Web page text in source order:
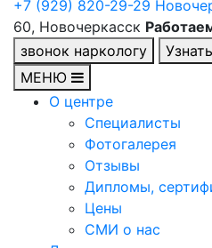
+7 (929) 820-29-29
60, Новочеркасск
звонок наркологу
МЕНЮ
О центре
Специалисты
Фотогалерея
Отзывы
Дипломы,
Цены
СМИ о нас